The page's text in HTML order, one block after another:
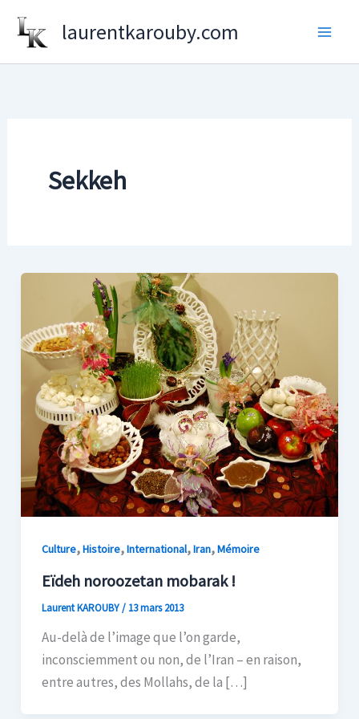
laurentkarouby.com
Sekkeh
Culture,Histoire,International,Iran,Mémoire
Eïdeh noroozetan mobarak !
Laurent KAROUBY/ 13 mars 2013
Au-delà de l’image que l’on garde,
inconsciemment ou non, de l’Iran – en raison,
entre autres, des Mollahs, de la […]